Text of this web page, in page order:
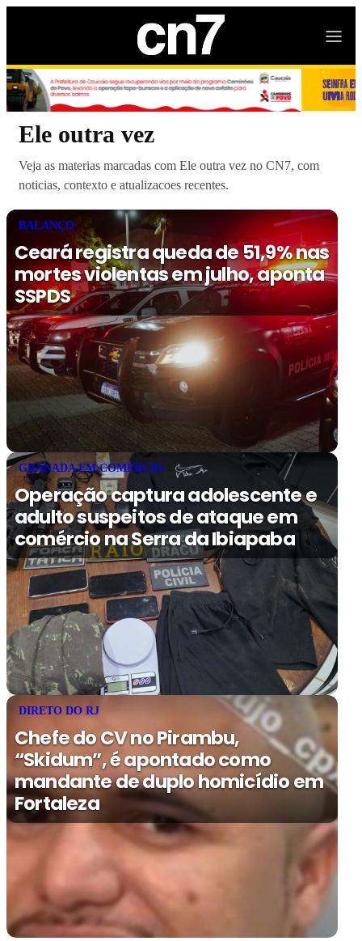
Ele outra vez
Veja as materias marcadas com Ele outra vez no CN7, com
noticias, contexto e atualizacoes recentes.
BALANÇO
Ceará registra queda de 51,9% nas
mortes violentas em julho, aponta
SSPDS
GRANADA EM COMÉRCIO
Operação captura adolescente e
adulto suspeitos de ataque em
comércio na Serra da Ibiapaba
DIRETO DO RJ
Chefe do CV no Pirambu,
“Skidum”, é apontado como
mandante de duplo homicídio em
Fortaleza